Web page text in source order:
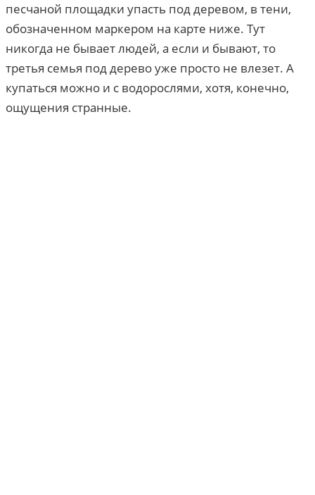
песчаной площадки упасть под деревом, в тени,
обозначенном маркером на карте ниже. Тут
никогда не бывает людей, а если и бывают, то
третья семья под дерево уже просто не влезет. А
купаться можно и с водорослями, хотя, конечно,
ощущения странные.